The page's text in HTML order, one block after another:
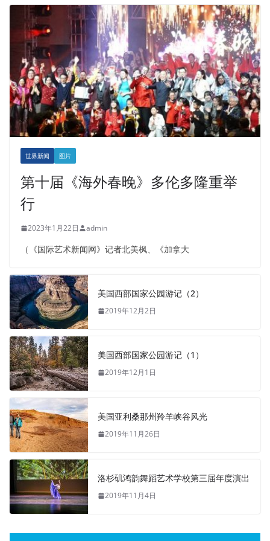
世界新闻 图片
第十届《海外春晚》多伦多隆重举
行
2023年1月22日 admin
（《国际艺术新闻网》记者北美枫、《加拿大
美国西部国家公园游记（2）
2019年12月2日
美国西部国家公园游记（1）
2019年12月1日
美国亚利桑那州羚羊峡谷风光
2019年11月26日
洛杉矶鸿韵舞蹈艺术学校第三届年度演出
2019年11月4日